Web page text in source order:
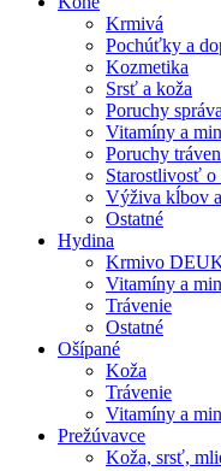
Krmivá
Pochúťky a
Kozmetika
Srsť a koža
Poruchy
Vitamíny a
Poruchy
Starostlivosť o
Výživa kĺbov
Ostatné
Hydina
Krmivo
Vitamíny a
Trávenie
Ostatné
Ošípané
Koža
Trávenie
Vitamíny a
Prežúvavce
Koža, srsť,